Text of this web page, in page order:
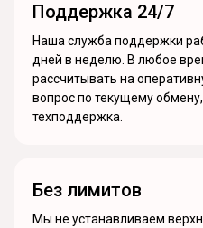
Поддержка 24/7
Наша служба поддержки
дней в неделю. В любое
рассчитывать на
вопрос по текущему
техподдержка.
Без лимитов
Мы не устанавливаем